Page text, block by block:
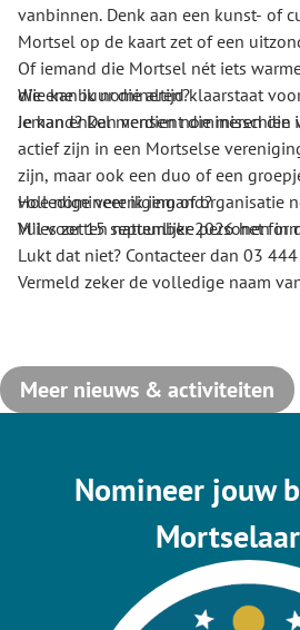
vanbinnen. Denk aan een kunst- of
Mortsel op de kaart zet of een
Of iemand die Mortsel nét iets
die ene buur die altijd klaarstaat
iemand? Dan verdient die misschien
Wie kan ik nomineren?
Je kan enkel mensen nomineren
actief zijn in een Mortselse
zijn, maar ook een duo of een
volledige vereniging of organisatie
M’ies zetten natuurlijke personen in
Hoe nomineer ik iemand?
Vul voor 15 september 2026 het
Lukt dat niet? Contacteer dan 03
Vermeld zeker de volledige naam
Meer nieuws & activiteiten
Nomineer jouw